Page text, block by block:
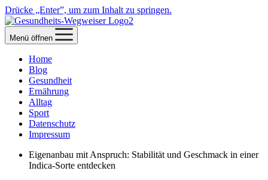
Drücke „Enter”, um zum Inhalt zu springen.
Menü öffnen
Home
Blog
Gesundheit
Ernährung
Alltag
Sport
Datenschutz
Impressum
Eigenanbau mit Anspruch: Stabilität und Geschmack in einer
Indica-Sorte entdecken